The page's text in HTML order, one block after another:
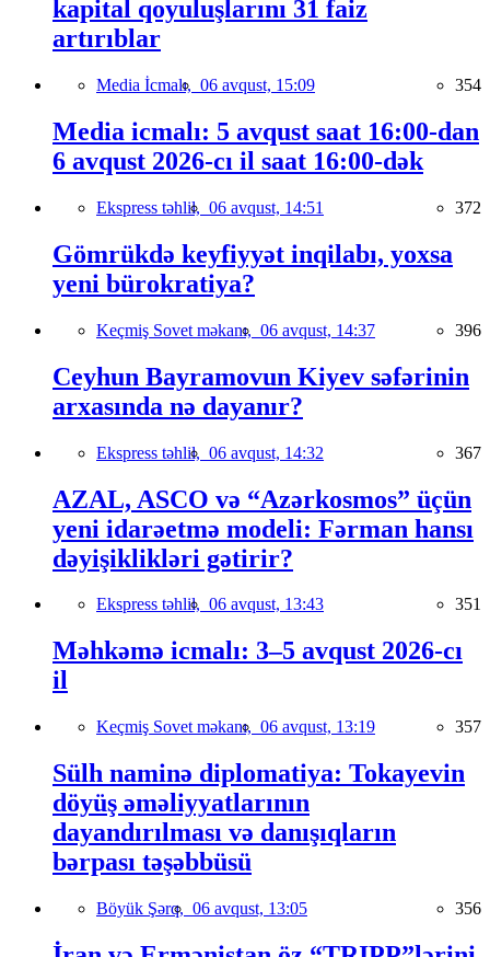
kapital qoyuluşlarını 31 faiz
artırıblar
Media İcmalı, 06 avqust, 15:09 354
Media icmalı: 5 avqust saat 16:00-dan
6 avqust 2026-cı il saat 16:00-dək
Ekspress təhlil, 06 avqust, 14:51 372
Gömrükdə keyfiyyət inqilabı, yoxsa
yeni bürokratiya?
Keçmiş Sovet məkanı, 06 avqust, 14:37 396
Ceyhun Bayramovun Kiyev səfərinin
arxasında nə dayanır?
Ekspress təhlil, 06 avqust, 14:32 367
AZAL, ASCO və “Azərkosmos” üçün
yeni idarəetmə modeli: Fərman hansı
dəyişiklikləri gətirir?
Ekspress təhlil, 06 avqust, 13:43 351
Məhkəmə icmalı: 3–5 avqust 2026-cı
il
Keçmiş Sovet məkanı, 06 avqust, 13:19 357
Sülh naminə diplomatiya: Tokayevin
döyüş əməliyyatlarının
dayandırılması və danışıqların
bərpası təşəbbüsü
Böyük Şərq, 06 avqust, 13:05 356